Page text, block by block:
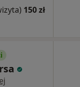
150 zł